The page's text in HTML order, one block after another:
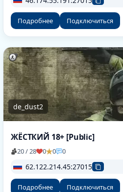
Подробнее Подключиться
de_dust2
ЖЁСТКИЙ 18+ [Public]
20 / 28 0 0 0
62.122.214.45:27015
Подробнее Подключиться